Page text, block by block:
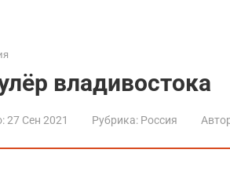
владивостока
27 Сен 2021 Рубрика: Россия